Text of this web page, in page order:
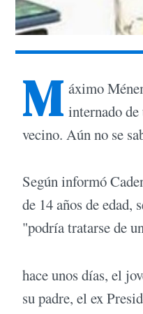
M áximo
internado
vecino. Aún no se
Según informó
de 14 años de
"podría tratarse de
hace unos días, el
su padre, el ex